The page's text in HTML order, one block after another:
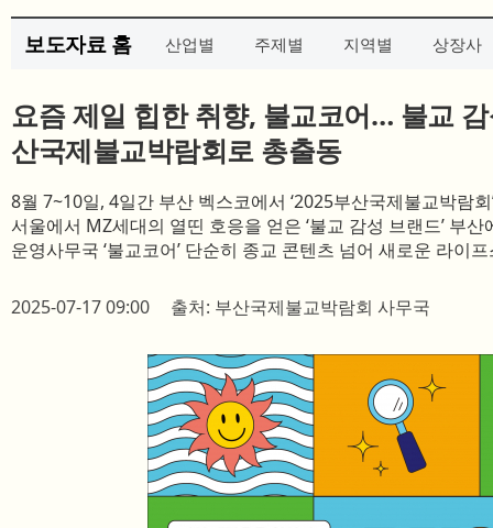
보도자료 홈 산업별 주제별 지역별 상장사
요즘 제일 힙한 취향, 불교코어… 불교
산국제불교박람회로 총출동
8월 7~10일, 4일간 부산 벡스코에서 ‘2025부산국제불교박람회
서울에서 MZ세대의 열띤 호응을 얻은 ‘불교 감성 브랜드’ 부산
운영사무국 ‘불교코어’ 단순히 종교 콘텐츠 넘어 새로운 라이
2025-07-17 09:00 출처: 부산국제불교박람회 사무국